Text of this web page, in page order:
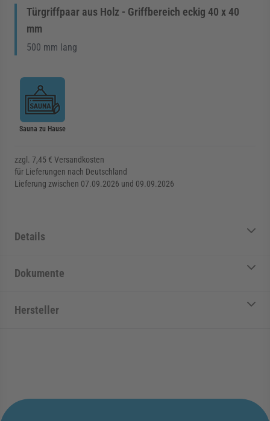
Türgriffpaar aus Holz - Griffbereich eckig 40 x 40
mm
500 mm lang
Sauna zu Hause
zzgl. 7,45 € Versandkosten
für Lieferungen nach Deutschland
Lieferung zwischen 07.09.2026 und 09.09.2026
Details
Dokumente
Hersteller